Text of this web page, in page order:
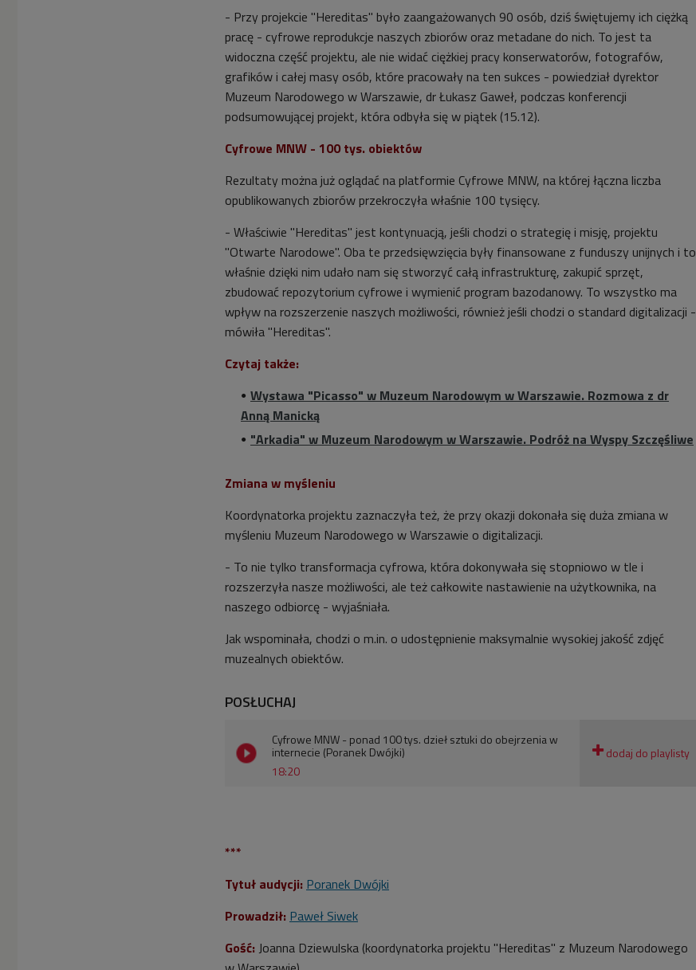
- Przy projekcie "Hereditas" było zaangażowanych 90 osób, dziś świętujemy ich ciężką
pracę - cyfrowe reprodukcje naszych zbiorów oraz metadane do nich. To jest ta
widoczna część projektu, ale nie widać ciężkiej pracy konserwatorów, fotografów,
grafików i całej masy osób, które pracowały na ten sukces - powiedział dyrektor
Muzeum Narodowego w Warszawie, dr Łukasz Gaweł, podczas konferencji
podsumowującej projekt, która odbyła się w piątek (15.12).
Cyfrowe MNW - 100 tys. obiektów
Rezultaty można już oglądać na platformie Cyfrowe MNW, na której łączna liczba
opublikowanych zbiorów przekroczyła właśnie 100 tysięcy.
- Właściwie "Hereditas" jest kontynuacją, jeśli chodzi o strategię i misję, projektu
"Otwarte Narodowe". Oba te przedsięwzięcia były finansowane z funduszy unijnych i to
właśnie dzięki nim udało nam się stworzyć całą infrastrukturę, zakupić sprzęt,
zbudować repozytorium cyfrowe i wymienić program bazodanowy. To wszystko ma
wpływ na rozszerzenie naszych możliwości, również jeśli chodzi o standard digitalizacji -
mówiła "Hereditas".
Czytaj także:
Wystawa "Picasso" w Muzeum Narodowym w Warszawie. Rozmowa z dr
Anną Manicką
"Arkadia" w Muzeum Narodowym w Warszawie. Podróż na Wyspy Szczęśliwe
Zmiana w myśleniu
Koordynatorka projektu zaznaczyła też, że przy okazji dokonała się duża zmiana w
myśleniu Muzeum Narodowego w Warszawie o digitalizacji.
- To nie tylko transformacja cyfrowa, która dokonywała się stopniowo w tle i
rozszerzyła nasze możliwości, ale też całkowite nastawienie na użytkownika, na
naszego odbiorcę - wyjaśniała.
Jak wspominała, chodzi o m.in. o udostępnienie maksymalnie wysokiej jakość zdjęć
muzealnych obiektów.
POSŁUCHAJ
18:20
Cyfrowe MNW - ponad 100 tys. dzieł sztuki do obejrzenia w
internecie (Poranek Dwójki)
***
Tytuł audycji: Poranek Dwójki
Prowadził: Paweł Siwek
Gość: Joanna Dziewulska (koordynatorka projektu "Hereditas" z Muzeum Narodowego